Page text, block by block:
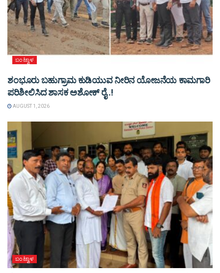
ಬಂಟ್ವಾಳ
ಶಂಭೂರು ಬಹುಗ್ರಾಮ ಕುಡಿಯುವ ನೀರಿನ ಯೋಜನೆಯ ಕಾಮಗಾರಿ
ಪರಿಶೀಲಿಸಿದ ಶಾಸಕ ಅಶೋಕ್ ರೈ..!
AUGUST 1, 2026
ಬಂಟ್ವಾಳ